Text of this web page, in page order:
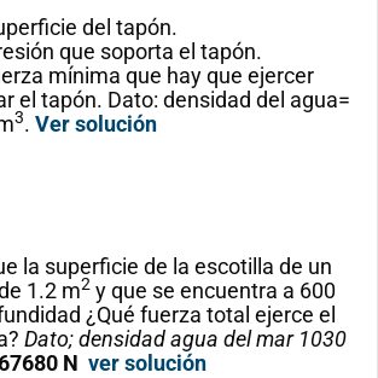
del tapón.
que soporta el tapón.
mínima que hay que ejercer
el tapón. Dato: densidad del agua=
3. Ver solución
la superficie de la escotilla de un
1.2 m2 y que se encuentra a 600
¿Qué fuerza total ejerce el
Dato; densidad agua del mar 1030
N ver solución